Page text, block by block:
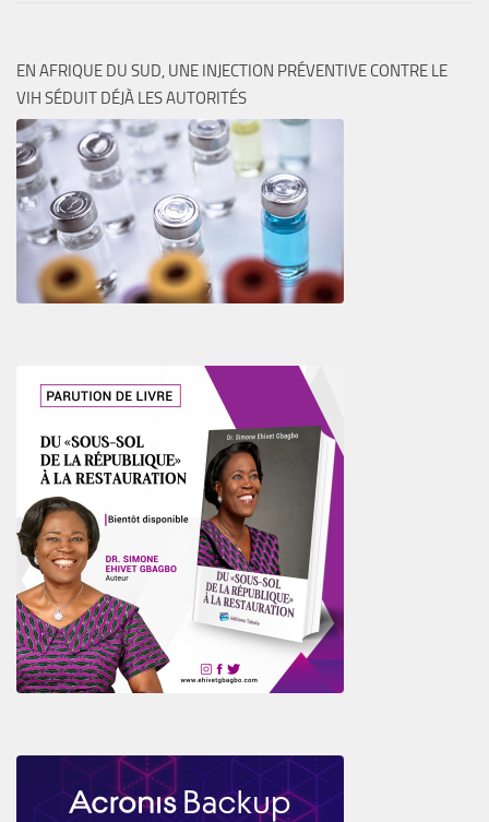
EN AFRIQUE DU SUD, UNE INJECTION PRÉVENTIVE CONTRE LE
VIH SÉDUIT DÉJÀ LES AUTORITÉS